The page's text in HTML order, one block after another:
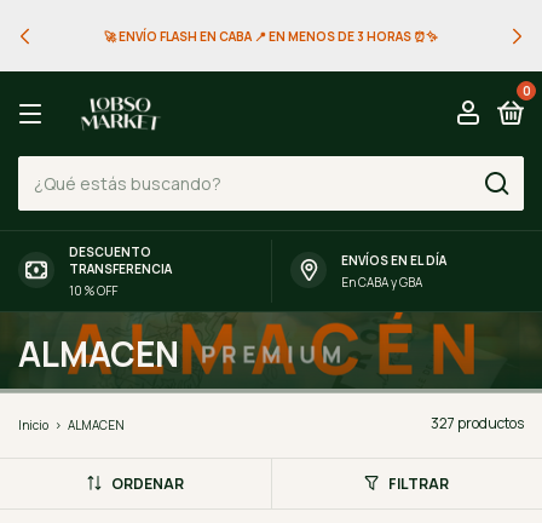
ENVÍO GRATIS EN AMBA CON COMPRAS A PARTIR DE $99.000 🚀📦
0
DESCUENTO
TRANSFERENCIA
10 % OFF
ENVÍOS EN EL DÍA
En CABA y GBA
ALMACEN
Inicio > ALMACEN 327 productos
ORDENAR FILTRAR